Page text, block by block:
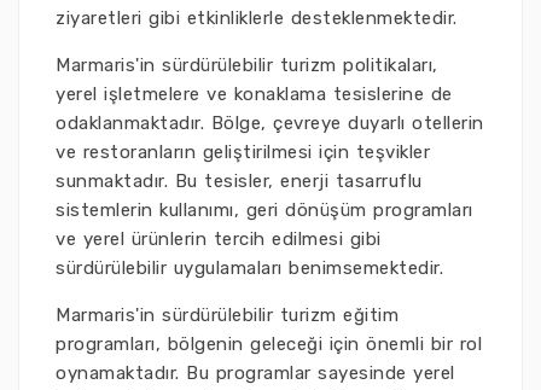
ziyaretleri gibi etkinliklerle desteklenmektedir.
Marmaris'in sürdürülebilir turizm politikaları,
yerel işletmelere ve konaklama tesislerine de
odaklanmaktadır. Bölge, çevreye duyarlı otellerin
ve restoranların geliştirilmesi için teşvikler
sunmaktadır. Bu tesisler, enerji tasarruflu
sistemlerin kullanımı, geri dönüşüm programları
ve yerel ürünlerin tercih edilmesi gibi
sürdürülebilir uygulamaları benimsemektedir.
Marmaris'in sürdürülebilir turizm eğitim
programları, bölgenin geleceği için önemli bir rol
oynamaktadır. Bu programlar sayesinde yerel